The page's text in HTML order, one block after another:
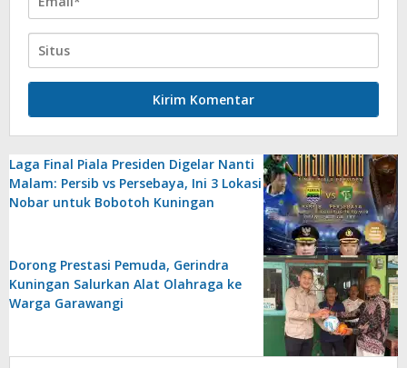
Laga Final Piala Presiden Digelar Nanti
Malam: Persib vs Persebaya, Ini 3 Lokasi
Nobar untuk Bobotoh Kuningan
Dorong Prestasi Pemuda, Gerindra
Kuningan Salurkan Alat Olahraga ke
Warga Garawangi